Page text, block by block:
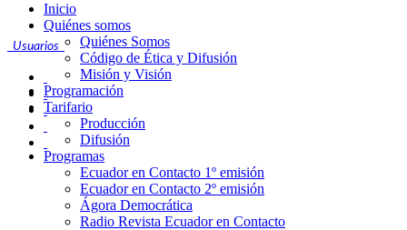
Usuarios
Inicio
Quiénes somos
Quiénes Somos
Código de Ética y Difusión
Misión y Visión
Programación
Tarifario
Producción
Difusión
Programas
Ecuador en Contacto 1º emisión
Ecuador en Contacto 2º emisión
Ágora Democrática
Radio Revista Ecuador en Contacto